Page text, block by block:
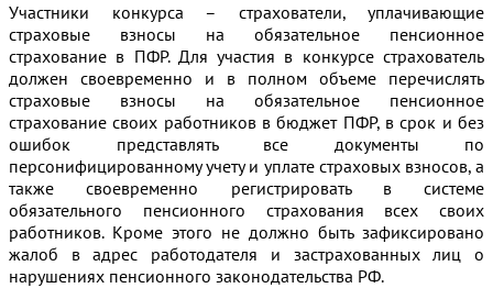
Участники конкурса – страхователи, уплачивающие
страховые взносы на обязательное пенсионное
страхование в ПФР. Для участия в конкурсе страхователь
должен своевременно и в полном объеме перечислять
страховые взносы на обязательное пенсионное
страхование своих работников в бюджет ПФР, в срок и без
ошибок представлять все документы по
персонифицированному учету и уплате страховых взносов, а
также своевременно регистрировать в системе
обязательного пенсионного страхования всех своих
работников. Кроме этого не должно быть зафиксировано
жалоб в адрес работодателя и застрахованных лиц о
нарушениях пенсионного законодательства РФ.